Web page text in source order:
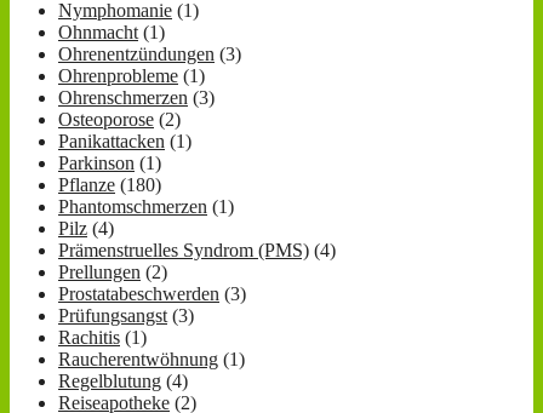
Nymphomanie (1)
Ohnmacht(1)
Ohrenentzündungen (3)
Ohrenprobleme (1)
Ohrenschmerzen (3)
Osteoporose (2)
Panikattacken (1)
Parkinson (1)
Pflanze (180)
Phantomschmerzen (1)
Pilz (4)
Prämenstruelles Syndrom (PMS) (4)
Prellungen (2)
Prostatabeschwerden (3)
Prüfungsangst(3)
Rachitis (1)
Raucherentwöhnung (1)
Regelblutung (4)
Reiseapotheke (2)